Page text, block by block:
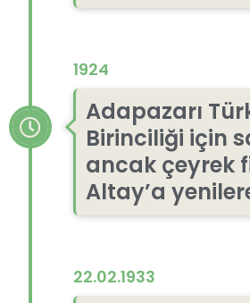
1924
Adapazarı
Birinciliği için
ancak çeyrek
Altay’a
22.02.1933